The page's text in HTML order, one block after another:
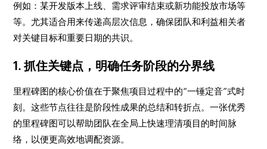
例如：某开发版本上线、需求评审结束或新功能投放市场等
等。尤其适合用来传递高层次信息，确保团队和利益相关者
对关键目标和重要日期的共识。
1. 抓住关键点，明确任务阶段的分界线
里程碑图的核心价值在于聚焦项目过程中的“一锤定音”式时
刻。这些节点往往是阶段性成果的总结和转折点。一张优秀
的里程碑图可以帮助团队在全局上快速理清项目的时间脉
络，以便更高效地调配资源。